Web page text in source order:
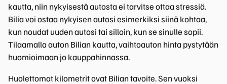
kautta, niin nykyisestä autosta ei tarvitse ottaa stressiä.
Bilia voi ostaa nykyisen autosi esimerkiksi siinä kohtaa,
kun noudat uuden autosi tai silloin, kun se sinulle sopii.
Tilaamalla auton Bilian kautta, vaihtoauton hinta pystytään
huomioimaan jo kauppahinnassa.
Huolettomat kilometrit ovat Bilian tavoite. Sen vuoksi